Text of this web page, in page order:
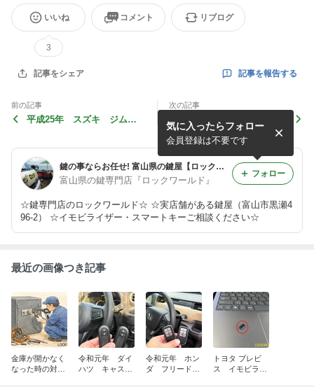
いいね
3
コメント リブログ
記事をシェア 記事を報告する
前の記事
平成25年 スズキ ジムニ
次の記事
令和３年 トヨタ アルファ
ード スマートキー作製 富
山の鍵屋
鍵の事ならお任せ! 富山県の鍵屋【ロックワールド】
富山県の鍵専門店『ロックワールド』
☆鍵専門店のロックワールド☆ ☆実店舗がある鍵屋（富山市黒瀬4
96-2） ☆イモビライザー・スマートキーご相談ください☆
気に入ったらフォロー
会員登録は不要です
フォロー
最近の画像つき記事
金庫が開かなく
なった時の対処
令和元年 ダイ
ハツ キャス
令和元年 ホン
ダ フリード
トヨタ ブレビ
ス イモビライ